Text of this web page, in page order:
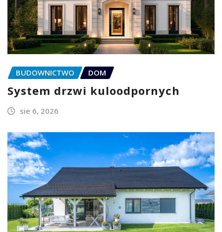
BUDOWNICTWO DOM
System drzwi kuloodpornych
sie 6, 2026